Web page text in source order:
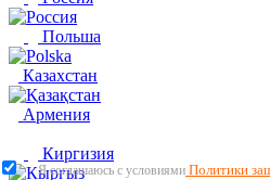
Польша
Казахстан
Армения
Киргизия
Я соглашаюсь с условиями Политики